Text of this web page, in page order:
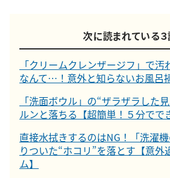
次に読まれている
「クリームクレンザージフ」で
なんて…！意外と知らないお風呂
「洗面ボウル」の“ザラザラした
ルンと落ちる【超簡単！５分でで
直接水拭きするのはNG！「洗濯
りついた“ホコリ”を落とす【意外
ム】